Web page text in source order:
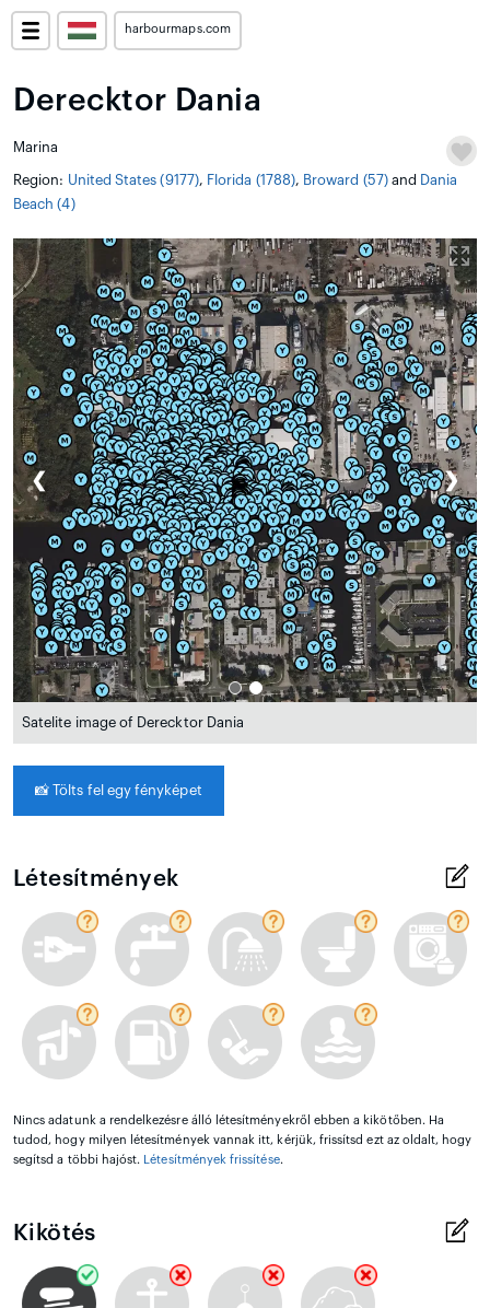
harbourmaps.com
Derecktor Dania
Marina
Region: United States (9177), Florida (1788), Broward (57)and Dania
Beach (4)
❮ ❯
Satelite image of Derecktor Dania
📸 Tölts fel egy fényképet
Létesítmények
Nincs adatunk a rendelkezésre álló létesítményekről ebben a kikötőben. Ha
tudod, hogy milyen létesítmények vannak itt, kérjük, frissítsd ezt az oldalt, hogy
segítsd a többi hajóst.
Létesítmények frissítése.
Kikötés